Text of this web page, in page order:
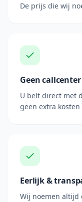
De prijs die wij
Geen callcenter
U belt direct met
geen extra
Eerlijk &
Wij noemen altijd